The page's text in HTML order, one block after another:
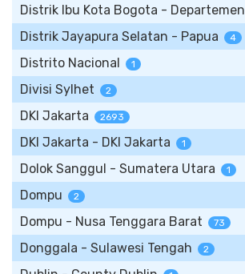
Distrik Ibu Kota Bogota - Departemen
Distrik Jayapura Selatan - Papua 4
Distrito Nacional 1
Divisi Sylhet 2
DKI Jakarta 2693
DKI Jakarta - DKI Jakarta 1
Dolok Sanggul - Sumatera Utara 1
Dompu 2
Dompu - Nusa Tenggara Barat 73
Donggala - Sulawesi Tengah 2